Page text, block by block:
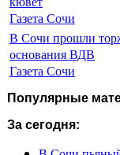
Газета Сочи
В Сочи прошли
основания ВДВ
Газета Сочи
Популярные
За сегодня: